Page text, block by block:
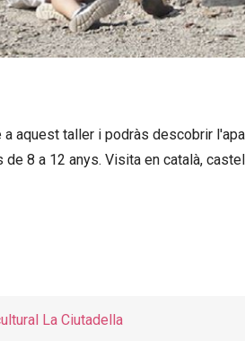
a aquest taller i podràs descobrir
8 a 12 anys. Visita en català,
La Ciutadella